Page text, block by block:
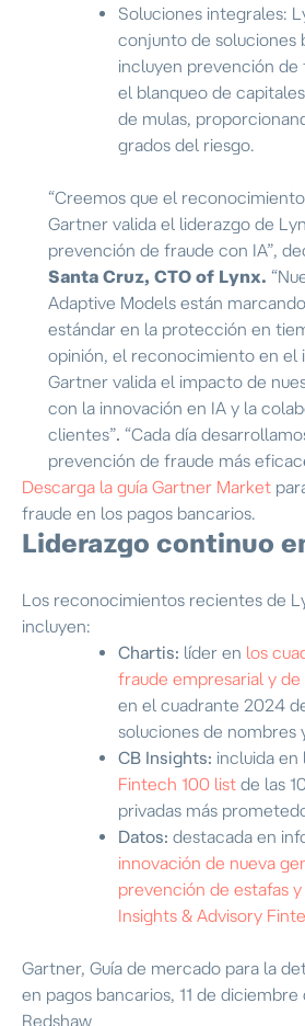
Soluciones integrales:
conjunto de soluciones
incluyen prevención
el blanqueo de
de mulas,
grados del riesgo.
“Creemos que el
Gartner valida el liderazgo de
prevención de fraude con IA”,
Santa Cruz, CTO of Lynx.
Adaptive Models están
estándar en la protección en
opinión, el reconocimiento en el
Gartner valida el impacto de
con la innovación en IA y la
clientes”. “Cada día
prevención de fraude más
Descarga la guía Gartner Market
fraude en los pagos bancarios.
Liderazgo continuo
Los reconocimientos recientes de
incluyen:
Chartis: líder en los
fraude empresarial y de
en el cuadrante 2024
soluciones de nombres
CB Insights: incluida en
Fintech 100 list de las
privadas más
Datos: destacada en
innovación de nueva
prevención de estafas
Insights & Advisory
Gartner, Guía de mercado para la
en pagos bancarios, 11 de
Redshaw